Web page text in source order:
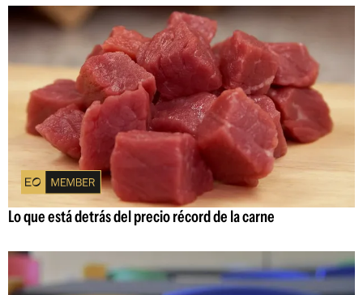
Lo que está detrás del precio récord de la carne